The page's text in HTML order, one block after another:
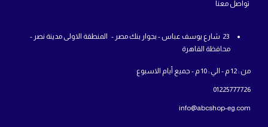
تواص ل معنا
23 شارع يوسف عباس - بجوار بنك مصر - المنطقة الاولى مدينة نصر -
محافظة القاهرة
من : 12 م - الي : 10 م - جميع أيام الاسبوع
01225777726
info@abcshop-eg.com